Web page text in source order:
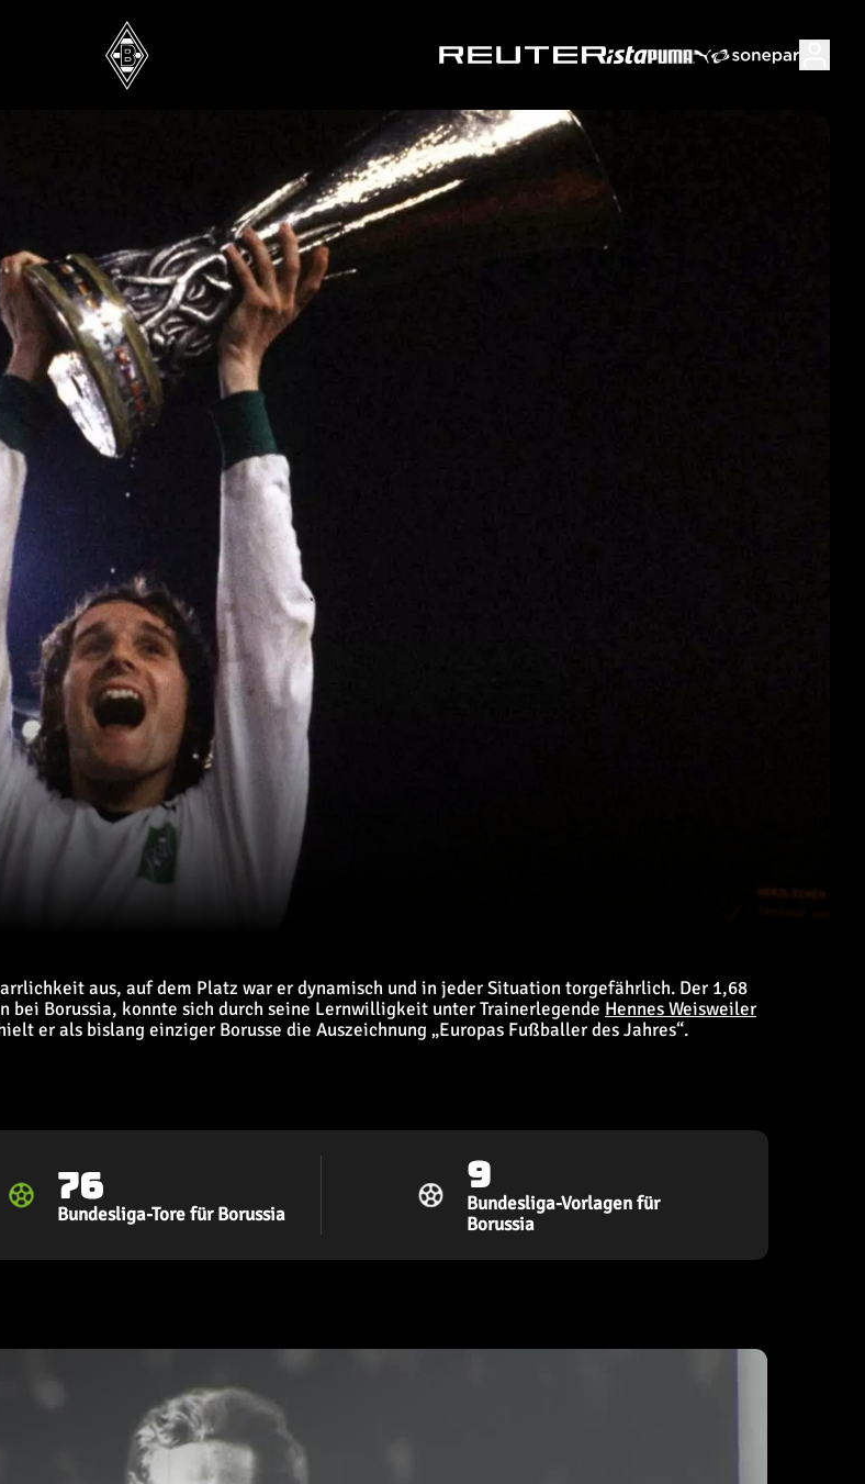
aus, auf dem Platz war er dynamisch und in jeder Situation torgefährlich. Der 1,68
Borussia, konnte sich durch seine Lernwilligkeit unter Trainerlegende Hennes Weisweiler
er als bislang einziger Borusse die Auszeichnung „Europas Fußballer des Jahres“.
76
Bundesliga-Tore für Borussia
9
Bundesliga-Vorlagen für
Borussia